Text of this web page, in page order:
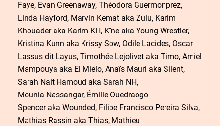
Faye, Evan Greenaway, Théodora Guermonprez,
Linda Hayford, Marvin Kemat aka Zulu, Karim
Khouader aka Karim KH, Kïne aka Young Wrestler,
Kristina Kunn aka Krissy Sow, Odile Lacides, Oscar
Lassus dit Layus, Timothée Lejolivet aka Timo, Amiel
Mampouya aka El Mielo, Anaïs Mauri aka Silent,
Sarah Nait Hamoud aka Sarah NH,
Mounia Nassangar, Émilie Ouedraogo
Spencer aka Wounded, Filipe Francisco Pereira Silva,
Mathias Rassin aka Thias, Mathieu